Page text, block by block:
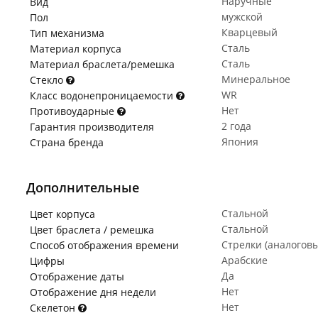
Пол
мужской
Тип механизма
Кварцевый
Материал корпуса
Сталь
Материал браслета/ремешка
Сталь
Стекло
Минеральное
Класс водонепроницаемости
WR
Противоударные
Нет
Гарантия производителя
2 года
Страна бренда
Япония
Дополнительные
Цвет корпуса
Стальной
Цвет браслета / ремешка
Стальной
Способ отображения времени
Стрелки
Цифры
Арабские
Отображение даты
Да
Отображение дня недели
Нет
Скелетон
Нет